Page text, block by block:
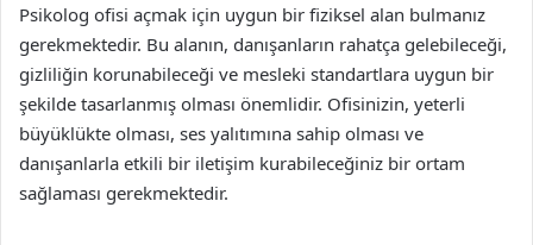
Psikolog ofisi açmak için uygun bir fiziksel alan bulmanız
gerekmektedir. Bu alanın, danışanların rahatça gelebileceği,
gizliliğin korunabileceği ve mesleki standartlara uygun bir
şekilde tasarlanmış olması önemlidir. Ofisinizin, yeterli
büyüklükte olması, ses yalıtımına sahip olması ve
danışanlarla etkili bir iletişim kurabileceğiniz bir ortam
sağlaması gerekmektedir.